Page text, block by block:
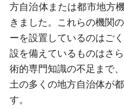
方自治体または都市地方
きました。これらの機関
ーを設置しているのはご
設を備えているものはさ
術的専門知識の不足まで
土の多くの地方自治体が
す。